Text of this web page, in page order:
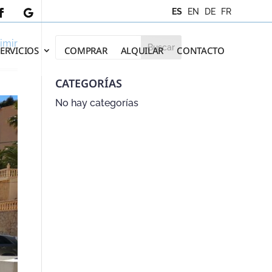
ES EN DE FR
COMPRAR ALQUILAR CONTACTO
CATEGORÍAS
No hay categorías